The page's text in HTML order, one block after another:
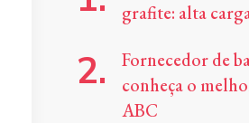
grafite: alta
Fornecedor de
conheça o
ABC